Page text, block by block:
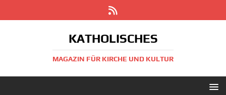
KATHOLISCHES
MAGAZIN FÜR KIRCHE UND KULTUR